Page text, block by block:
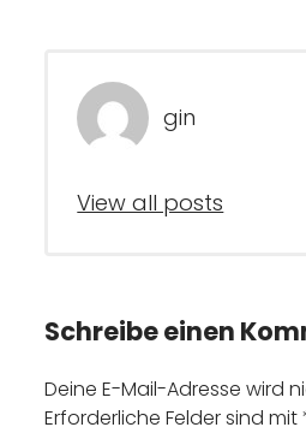
gin
View all posts
Schreibe einen
Deine E-Mail-Adresse wird
Erforderliche Felder sind mit